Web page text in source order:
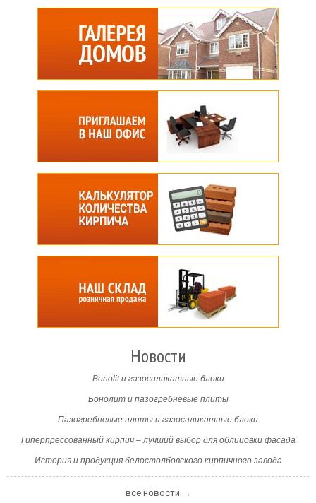
Новости
Bonolit и газосиликатные блоки
Бонолит и пазогребневые плиты
Пазогребневые плиты и газосиликатные блоки
Гиперпрессованный кирпич – лучший выбор для облицовки фасада
История и продукция белостолбовского кирпичного завода
все новости →